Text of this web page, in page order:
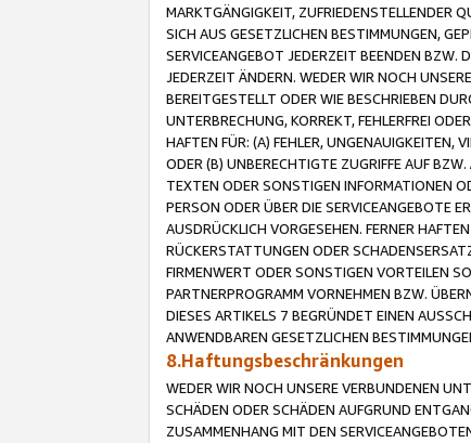
MARKTGÄNGIGKEIT, ZUFRIEDENSTELLENDER
SICH AUS GESETZLICHEN BESTIMMUNGEN,
SERVICEANGEBOT JEDERZEIT BEENDEN BZW.
JEDERZEIT ÄNDERN. WEDER WIR NOCH
BEREITGESTELLT ODER WIE BESCHRIEBEN
UNTERBRECHUNG, KORREKT, FEHLERFREI
HAFTEN FÜR: (A) FEHLER, UNGENAUIGKEITEN,
ODER (B) UNBERECHTIGTE ZUGRIFFE AUF
TEXTEN ODER SONSTIGEN INFORMATIONEN
PERSON ODER ÜBER DIE SERVICEANGEBOTE
AUSDRÜCKLICH VORGESEHEN. FERNER
RÜCKERSTATTUNGEN ODER
FIRMENWERT ODER SONSTIGEN VORTEILEN
PARTNERPROGRAMM VORNEHMEN BZW.
DIESES ARTIKELS 7 BEGRÜNDET EINEN
ANWENDBAREN GESETZLICHEN
8.Haftungsbeschränkungen
WEDER WIR NOCH UNSERE VERBUNDENEN
SCHÄDEN ODER SCHÄDEN AUFGRUND
ZUSAMMENHANG MIT DEN